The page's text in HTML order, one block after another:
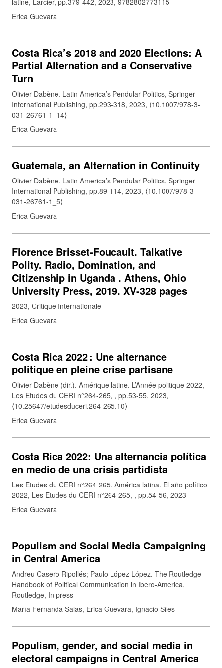
latine, Larcier, pp.379-442, 2023, 9782802773115
Erica Guevara
Costa Rica’s 2018 and 2020 Elections: A
Partial Alternation and a Conservative
Turn
Olivier Dabène. Latin America’s Pendular Politics, Springer
International Publishing, pp.293-318, 2023, ⟨10.1007/978-3-
031-26761-1_14⟩
Erica Guevara
Guatemala, an Alternation in Continuity
Olivier Dabène. Latin America’s Pendular Politics, Springer
International Publishing, pp.89-114, 2023, ⟨10.1007/978-3-
031-26761-1_5⟩
Erica Guevara
Florence Brisset-Foucault. Talkative
Polity. Radio, Domination, and
Citizenship in Uganda . Athens, Ohio
University Press, 2019. XV-328 pages
2023 Critique Internationale
Erica Guevara
Costa Rica 2022 : Une alternance
politique en pleine crise partisane
Olivier Dabène (dir.). Amérique latine. L’Année politique 2022,
Les Etudes du CERI n°264-265, , pp.53-55, 2023,
⟨10.25647/etudesduceri.264-265.10⟩
Erica Guevara
Costa Rica 2022: Una alternancia política
en medio de una crisis partidista
Les Etudes du CERI n°264-265. América latina. El año político
2022, Les Etudes du CERI n°264-265, , pp.54-56, 2023
Erica Guevara
Populism and Social Media Campaigning
in Central America
Andreu Casero Ripollés; Paulo López López. The Routledge
Handbook of Political Communication in Ibero-America,
Routledge, In press
María Fernanda Salas, Erica Guevara, Ignacio Siles
Populism, gender, and social media in
electoral campaigns in Central America